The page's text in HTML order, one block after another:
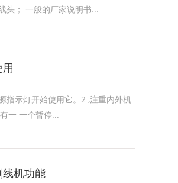
头； 一般的厂家说明书...
指示灯开始使用它。2 ,注重内外机
一 一个暂停...
机功能